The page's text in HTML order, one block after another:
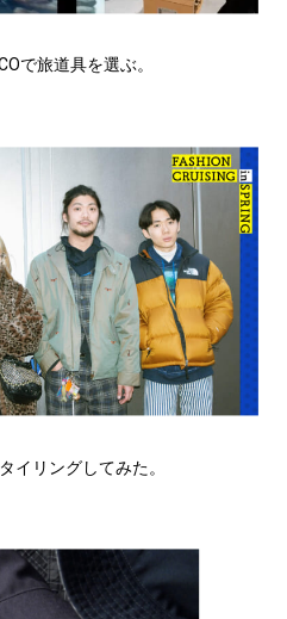
で旅道具を選ぶ。
イリングしてみた。